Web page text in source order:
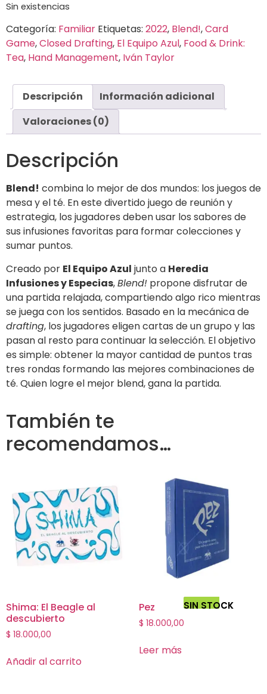
Sin existencias
Categoría: Familiar Etiquetas: 2022, Blend!,Card
Game,Closed Drafting, El Equipo Azul, Food & Drink:
Tea, Hand Management, Iván Taylor
Descripción
Información adicional
Valoraciones (0)
Descripción
Blend! combina lo mejor de dos mundos: los juegos de
mesa y el té. En este divertido juego de reunión y
estrategia, los jugadores deben usar los sabores de
sus infusiones favoritas para formar colecciones y
sumar puntos.
Creado por El Equipo Azul junto a Heredia
Infusiones y Especias,Blend! propone disfrutar de
una partida relajada, compartiendo algo rico mientras
se juega con los sentidos. Basado en la mecánica de
drafting, los jugadores eligen cartas de un grupo y las
pasan al resto para continuar la selección. El objetivo
es simple: obtener la mayor cantidad de puntos tras
tres rondas formando las mejores combinaciones de
té. Quien logre el mejor blend, gana la partida.
También te
recomendamos…
Shima: El Beagle al
descubierto
$ 18.000,00
Añadir al carrito
SIN STOCK
Pez
$ 18.000,00
Leer más